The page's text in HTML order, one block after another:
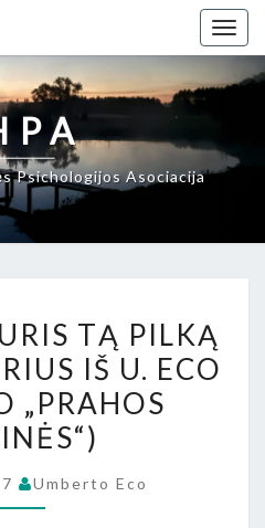
Psichologijos Asociacija
KURIS
TĄ
PILKĄ
RYTĄ
SKYRIUS
TĄ PILKĄ
IŠ U. ECO
„PRAHOS
Umberto Eco